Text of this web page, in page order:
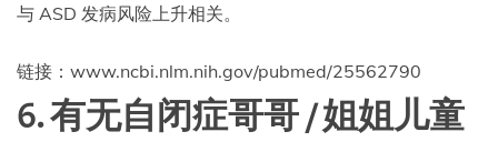
与 ASD 发病风险上升相关。
链接：www.ncbi.nlm.nih.gov/pubmed/25562790
6. 有无自闭症哥哥 / 姐姐儿童